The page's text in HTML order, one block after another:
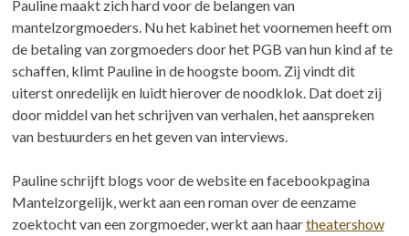
Pauline maakt zich hard voor de belangen van
mantelzorgmoeders. Nu het kabinet het voornemen heeft om
de betaling van zorgmoeders door het PGB van hun kind af te
schaffen, klimt Pauline in de hoogste boom. Zij vindt dit
uiterst onredelijk en luidt hierover de noodklok. Dat doet zij
door middel van het schrijven van verhalen, het aanspreken
van bestuurders en het geven van interviews.
Pauline schrijft blogs voor de website en facebookpagina
Mantelzorgelijk, werkt aan een roman over de eenzame
zoektocht van een zorgmoeder, werkt aan haartheatershow